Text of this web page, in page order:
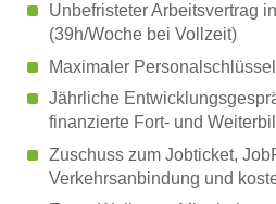
Unbefristeter Arbeitsvertrag
(39h/Woche bei Vollzeit)
Maximaler Personalschlüssel
Jährliche
finanzierte Fort- und
Zuschuss zum Jobticket,
Verkehrsanbindung und